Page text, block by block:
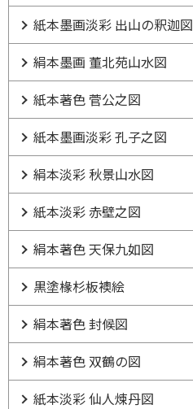
紙本墨画淡彩 出山の釈迦図
絹本墨画 董北苑山水図
紙本著色 菅公之図
紙本墨画淡彩 孔子之図
絹本淡彩 秋景山水図
紙本淡彩 赤壁之図
絹本著色 天保九如図
黒塗椽杉板襖絵
絹本著色 封候図
絹本著色 双鶴の図
紙本淡彩 仙人煉丹図